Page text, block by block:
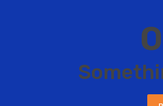
O
Somethi